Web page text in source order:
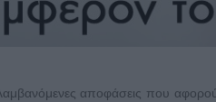
αποφάσεις που